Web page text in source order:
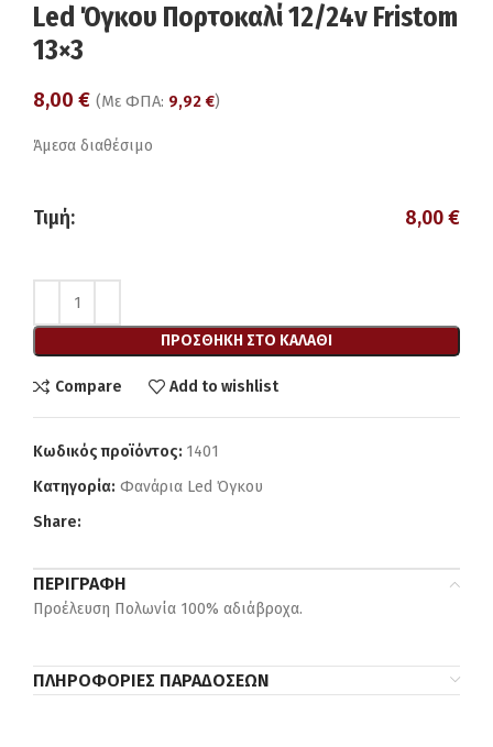
Led Όγκου Πορτοκαλί 12/24v Fristom
13×3
8,00 € (Με ΦΠΑ: 9,92 €)
Άμεσα διαθέσιμο
Τιμή: 8,00€
ΠΡΟΣΘΉΚΗ ΣΤΟ ΚΑΛΆΘΙ
Compare Add to wishlist
Κωδικός προϊόντος: 1401
Κατηγορία: Φανάρια Led Όγκου
Share:
ΠΕΡΙΓΡΑΦΉ
Προέλευση Πολωνία 100% αδιάβροχα.
ΠΛΗΡΟΦΟΡΊΕΣ ΠΑΡΑΔΌΣΕΩΝ